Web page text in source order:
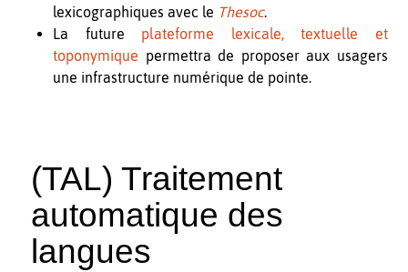
lexicographiques avec le Thesoc.
La future plateforme lexicale, textuelle et
toponymique permettra de proposer aux usagers
une infrastructure numérique de pointe.
(TAL) Traitement
automatique des
langues